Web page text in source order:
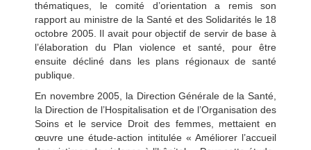
thématiques, le comité d’orientation a remis son
rapport au ministre de la Santé et des Solidarités le 18
octobre 2005. Il avait pour objectif de servir de base à
l’élaboration du Plan violence et santé, pour être
ensuite décliné dans les plans régionaux de santé
publique.
En novembre 2005, la Direction Générale de la Santé,
la Direction de l’Hospitalisation et de l’Organisation des
Soins et le service Droit des femmes, mettaient en
œuvre une étude-action intitulée « Améliorer l’accueil